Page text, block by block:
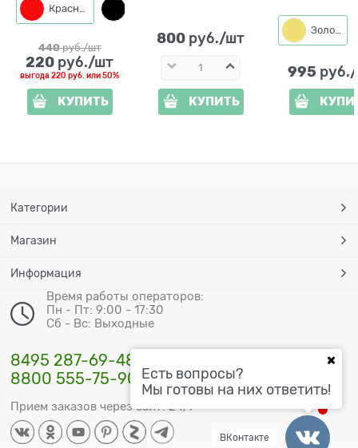
Красный
440 руб./шт
220 руб./шт
выгода 220 руб. или50%
КУПИТЬ
800 руб./шт
КУПИТЬ
Золото
995
Категории
Магазин
Информация
Время работы операторов:
Пн - Пт: 9:00 - 17:30
Сб - Вс: Выходные
8495 287-69-48
8800 555-75-90
Прием заказов через сайт: 24/7
Есть вопросы?
Мы готовы на них ответить!
ВКонтакте